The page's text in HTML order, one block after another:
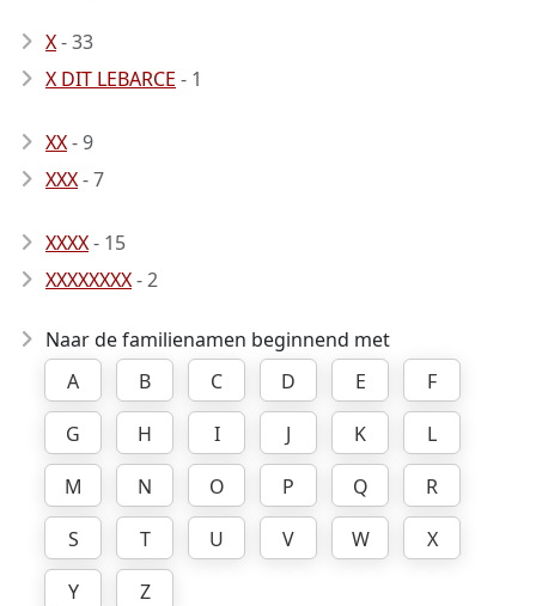
X- 33
X DIT LEBARCE - 1
XX- 9
XXX- 7
XXXX- 15
XXXXXXXX- 2
Naar de familienamen beginnend met
A
B C D E
F
G
H I J K
L
M
N O P Q
R
S
T U V W
X
Y
Z